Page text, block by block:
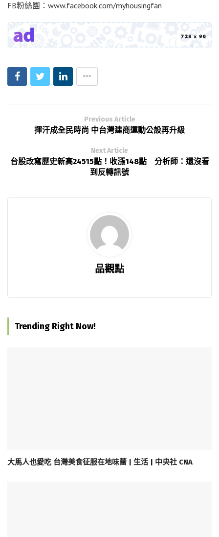
FB粉絲團：www.facebook.com/myhousingfan
Previous Article
揮汗成全民時尚 中台灣建商運動公設再升級
Next Article
台股改寫歷史新高24515點！收漲148點 分析師：還沒看
到反轉訊號
品觀點
Trending Right Now!
大馬人也愛吃 台灣美食征服在地味蕾 | 生活 | 中央社 CNA